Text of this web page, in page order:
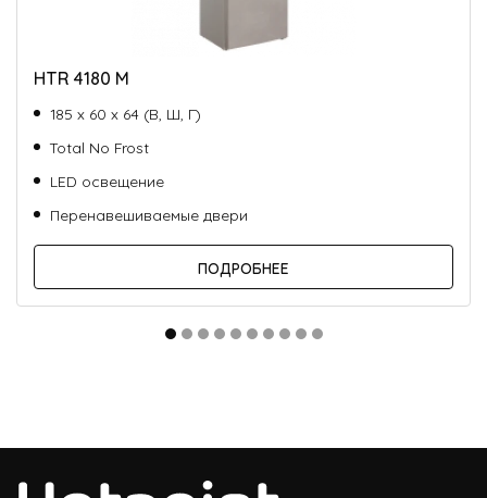
HTR 4180 M
185 х 60 х 64 (В, Ш, Г)
Total No Frost
LED освещение
Перенавешиваемые двери
ПОДРОБНЕЕ